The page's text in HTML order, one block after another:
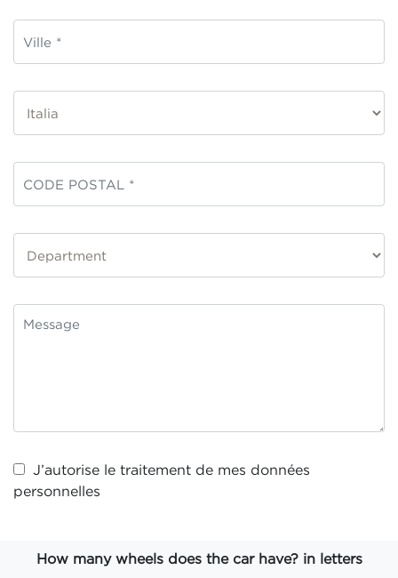
J’autorise le traitement de mes données
personnelles
How many wheels does the car have? in letters